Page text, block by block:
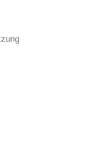
Zielsetzung
Minuten